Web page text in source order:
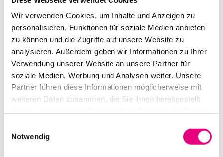
Wir verwenden Cookies, um Inhalte und Anzeigen zu
personalisieren, Funktionen für soziale Medien anbieten
zu können und die Zugriffe auf unsere Website zu
analysieren. Außerdem geben wir Informationen zu Ihrer
Verwendung unserer Website an unsere Partner für
soziale Medien, Werbung und Analysen weiter. Unsere
Partner führen diese Informationen möglicherweise mit
weiteren Daten zusammen, die Sie ihnen bereitgestellt
Notwendig
Box office: €24
Nationality: Australia
Ella & Louis Mannheim: Rosengartenplatz
Mannheim
Event Series: TheVampires